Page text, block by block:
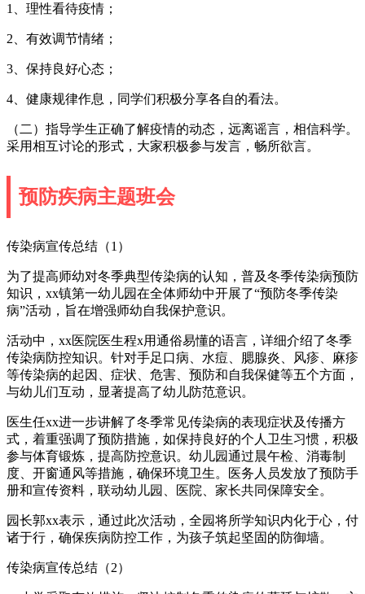
1、理性看待疫情；
2、有效调节情绪；
3、保持良好心态；
4、健康规律作息，同学们积极分享各自的看法。
（二）指导学生正确了解疫情的动态，远离谣言，相信科学。
采用相互讨论的形式，大家积极参与发言，畅所欲言。
预防疾病主题班会
传染病宣传总结（1）
为了提高师幼对冬季典型传染病的认知，普及冬季传染病预防
知识，xx镇第一幼儿园在全体师幼中开展了“预防冬季传染
病”活动，旨在增强师幼自我保护意识。
活动中，xx医院医生程x用通俗易懂的语言，详细介绍了冬季
传染病防控知识。针对手足口病、水痘、腮腺炎、风疹、麻疹
等传染病的起因、症状、危害、预防和自我保健等五个方面，
与幼儿们互动，显著提高了幼儿防范意识。
医生任xx进一步讲解了冬季常见传染病的表现症状及传播方
式，着重强调了预防措施，如保持良好的个人卫生习惯，积极
参与体育锻炼，提高防控意识。幼儿园通过晨午检、消毒制
度、开窗通风等措施，确保环境卫生。医务人员发放了预防手
册和宣传资料，联动幼儿园、医院、家长共同保障安全。
园长郭xx表示，通过此次活动，全园将所学知识内化于心，付
诸于行，确保疾病防控工作，为孩子筑起坚固的防御墙。
传染病宣传总结（2）